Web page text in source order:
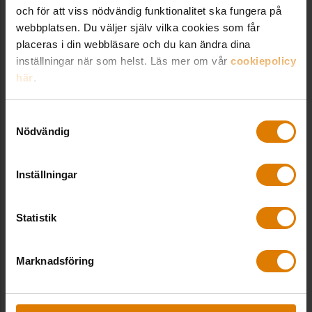
och för att viss nödvändig funktionalitet ska fungera på
webbplatsen. Du väljer själv vilka cookies som får
placeras i din webbläsare och du kan ändra dina
inställningar när som helst. Läs mer om vår cookiepolicy
här.
Nödvändig
Inställningar
Statistik
Marknadsföring
Relaterade trycksaker
Kostnadsfri